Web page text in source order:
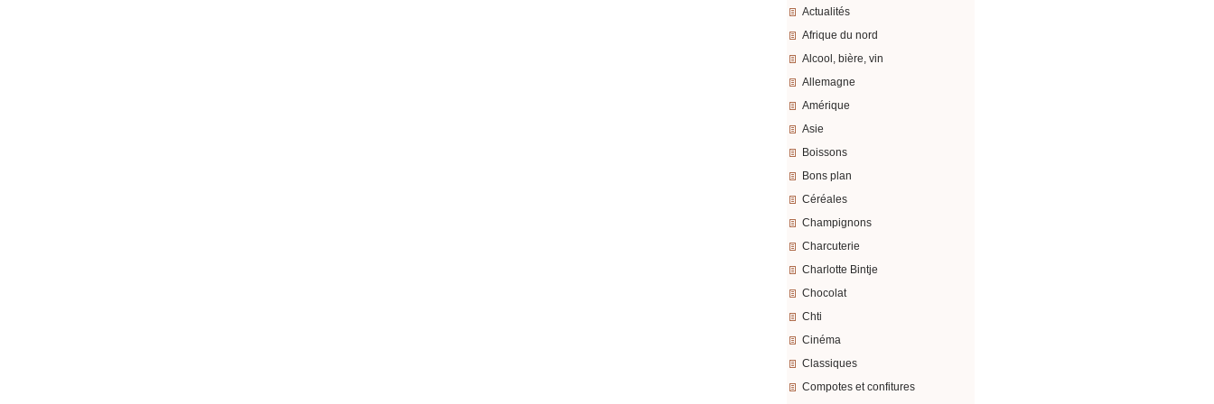
Actualités
Afrique du nord
Alcool, bière, vin
Allemagne
Amérique
Asie
Boissons
Bons plan
Céréales
Champignons
Charcuterie
Charlotte Bintje
Chocolat
Chti
Cinéma
Classiques
Compotes et confitures